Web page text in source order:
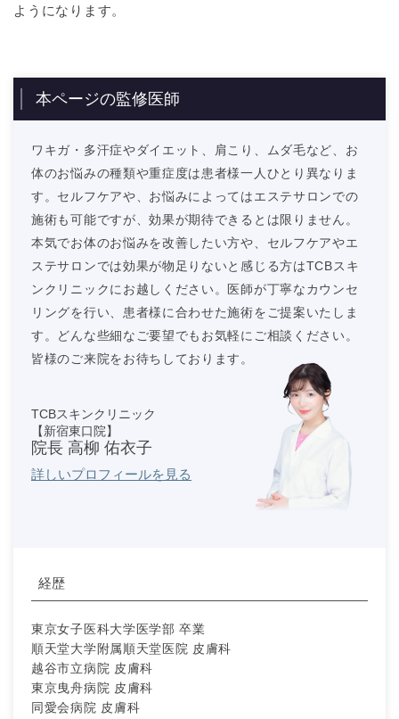
ようになります。
本ページの監修医師
ワキガ・多汗症やダイエット、肩こり、ムダ毛など、お
体のお悩みの種類や重症度は患者様一人ひとり異なりま
す。セルフケアや、お悩みによってはエステサロンでの
施術も可能ですが、効果が期待できるとは限りません。
本気でお体のお悩みを改善したい方や、セルフケアやエ
ステサロンでは効果が物足りないと感じる方はTCBスキ
ンクリニックにお越しください。医師が丁寧なカウンセ
リングを行い、患者様に合わせた施術をご提案いたしま
す。どんな些細なご要望でもお気軽にご相談ください。
皆様のご来院をお待ちしております。
TCBスキンクリニック
【新宿東口院】
院長 高柳 佑衣子
詳しいプロフィールを見る
経歴
東京女子医科大学医学部 卒業
順天堂大学附属順天堂医院 皮膚科
越谷市立病院 皮膚科
東京曳舟病院 皮膚科
同愛会病院 皮膚科